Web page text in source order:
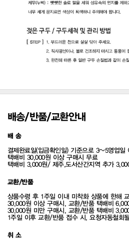
배송/반품/교환안내
배 송
결제완료일(입금확인일) 기준으로 3~5영업일
택배비 30,000원 이상 구매시 무료
택배비 3,000원/ 제주,도서산간지역 추가
교환/반품
상품수령 후 1주일 이내 미착화 상품에 한해
30,000원 이상 구매시, 교환/반품 택배비
30,000원 미만 구매시, 교환/반품 택배비
1주일 이후 교환/반품 접수 시, 요청자동철회
취 소